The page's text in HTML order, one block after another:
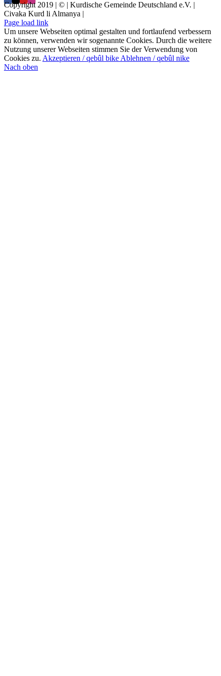
Copyright 2019 | © | Kurdische Gemeinde Deutschland e.V. |
Civaka Kurd li Almanya |
Page load link
Um unsere Webseiten optimal gestalten und fortlaufend verbessern
zu können, verwenden wir sogenannte Cookies. Durch die weitere
Nutzung unserer Webseiten stimmen Sie der Verwendung von
Cookies zu. Akzeptieren / qebûl bikeAblehnen / qebûl nike
Nach oben